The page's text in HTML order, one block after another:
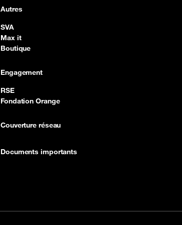
Autres
SVA
Max it
Boutique
Engagement
RSE
Fondation Orange
Couverture réseau
Documents importants